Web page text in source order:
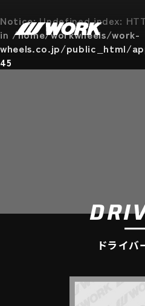
Notice: Undefined index:
in /home/workwheels/work-
wheels.co.jp/public_html/
45
ドライバ